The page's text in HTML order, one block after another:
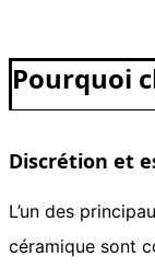
Pourquoi
Discrétion et
L’un des
céramique sont